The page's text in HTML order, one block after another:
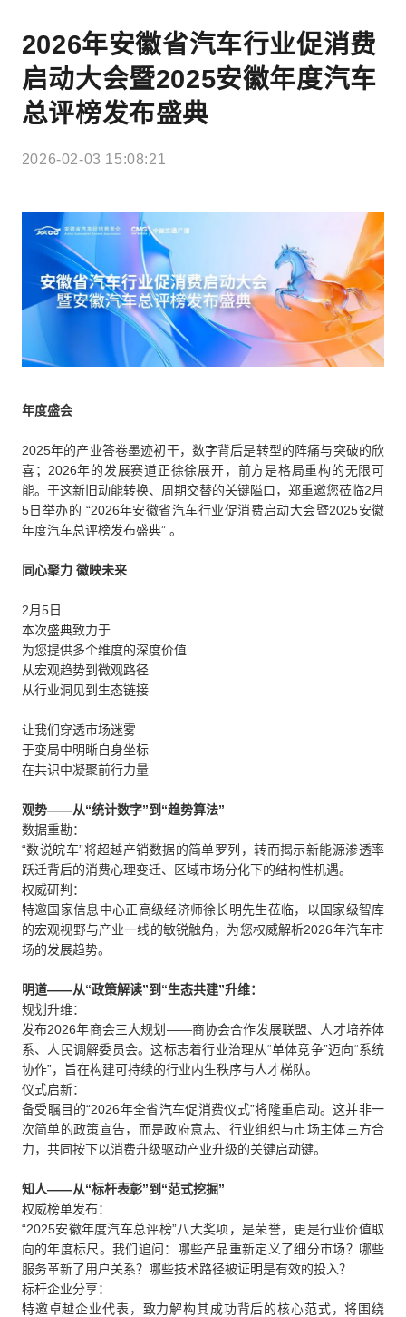
2026年安徽省汽车行业促消费
启动大会暨2025安徽年度汽车
总评榜发布盛典
2026-02-03 15:08:21
年度盛会
2025年的产业答卷墨迹初干，数字背后是转型的阵痛与突破的欣
喜；2026年的发展赛道正徐徐展开，前方是格局重构的无限可
能。于这新旧动能转换、周期交替的关键隘口，郑重邀您莅临2月
5日举办的 “2026年安徽省汽车行业促消费启动大会暨2025安徽
年度汽车总评榜发布盛典” 。
同心聚力 徽映未来
2月5日
本次盛典致力于
为您提供多个维度的深度价值
从宏观趋势到微观路径
从行业洞见到生态链接
让我们穿透市场迷雾
于变局中明晰自身坐标
在共识中凝聚前行力量
观势——从“统计数字”到“趋势算法”
数据重勘：
“数说皖车”将超越产销数据的简单罗列，转而揭示新能源渗透率
跃迁背后的消费心理变迁、区域市场分化下的结构性机遇。
权威研判：
特邀国家信息中心正高级经济师徐长明先生莅临，以国家级智库
的宏观视野与产业一线的敏锐触角，为您权威解析2026年汽车市
场的发展趋势。
明道——从“政策解读”到“生态共建”升维：
规划升维：
发布2026年商会三大规划——商协会合作发展联盟、人才培养体
系、人民调解委员会。这标志着行业治理从“单体竞争”迈向“系统
协作”，旨在构建可持续的行业内生秩序与人才梯队。
仪式启新：
备受瞩目的“2026年全省汽车促消费仪式”将隆重启动。这并非一
次简单的政策宣告，而是政府意志、行业组织与市场主体三方合
力，共同按下以消费升级驱动产业升级的关键启动键。
知人——从“标杆表彰”到“范式挖掘”
权威榜单发布：
“2025安徽年度汽车总评榜”八大奖项，是荣誉，更是行业价值取
向的年度标尺。我们追问：哪些产品重新定义了细分市场？哪些
服务革新了用户关系？哪些技术路径被证明是有效的投入？
标杆企业分享：
特邀卓越企业代表，致力解构其成功背后的核心范式，将围绕